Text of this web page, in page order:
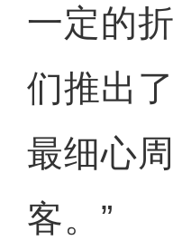
一定的
们推出
最细心
客。”